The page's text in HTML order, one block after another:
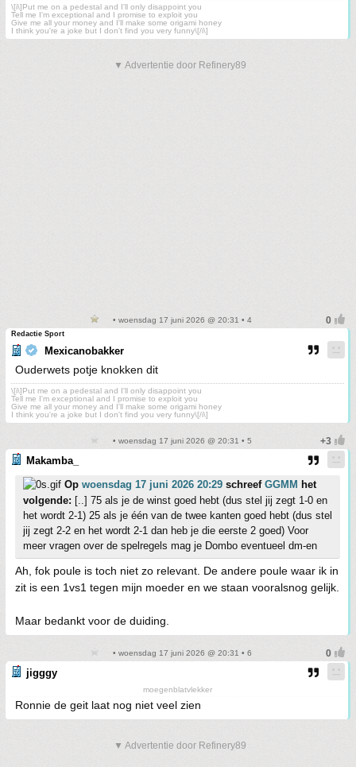
\[i\]Put me on a pedestal and I'll only disappoint you
Tell me I'm exceptional and I promise to exploit you
Give me all your money and I'll make some origami honey
I think you're a joke but I don't find you very funny\[/i\]
▼ Advertentie door Refinery89
• woensdag 17 juni 2026 @ 20:31 • 4
Redactie Sport
Mexicanobakker
Ouderwets potje knokken dit
\[i\]Put me on a pedestal and I'll only disappoint you
Tell me I'm exceptional and I promise to exploit you
Give me all your money and I'll make some origami honey
I think you're a joke but I don't find you very funny\[/i\]
• woensdag 17 juni 2026 @ 20:31 • 5
Makamba_
Op woensdag 17 juni 2026 20:29 schreef GGMM het
volgende: [..] 75 als je de winst goed hebt (dus stel jij zegt 1-0 en
het wordt 2-1) 25 als je één van de twee kanten goed hebt (dus stel
jij zegt 2-2 en het wordt 2-1 dan heb je die eerste 2 goed) Voor
meer vragen over de spelregels mag je Dombo eventueel dm-en
Ah, fok poule is toch niet zo relevant. De andere poule waar ik in
zit is een 1vs1 tegen mijn moeder en we staan vooralsnog gelijk.
Maar bedankt voor de duiding.
• woensdag 17 juni 2026 @ 20:31 • 6
jigggy
moegenblatvlekker
Ronnie de geit laat nog niet veel zien
▼ Advertentie door Refinery89